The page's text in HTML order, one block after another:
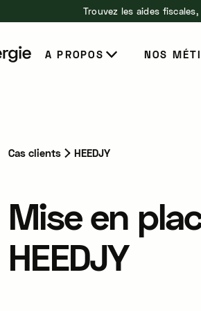
Trouvez les aides
A PROPOS NOS
Cas clients HEEDJY
Mise en
HEEDJY